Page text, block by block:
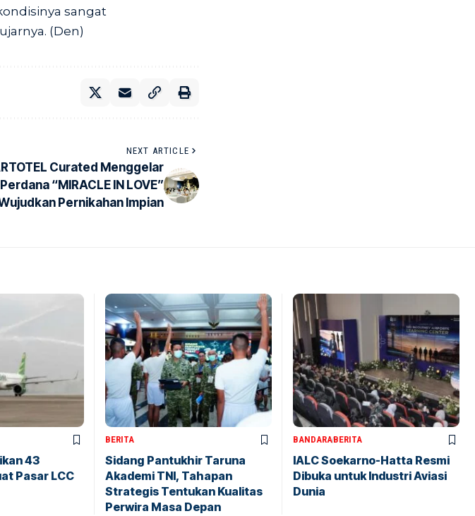
sangat
(Den)
NEXT ARTICLE
Curated Menggelar
“MIRACLE IN LOVE”
Pernikahan Impian
43
Pasar LCC
BERITA
Sidang Pantukhir Taruna
Akademi TNI, Tahapan
Strategis Tentukan Kualitas
Perwira Masa Depan
BANDARABERITA
IALC Soekarno-Hatta Resmi
Dibuka untuk Industri Aviasi
Dunia